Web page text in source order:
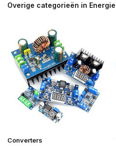
Overige categorieën in Energie
Converters